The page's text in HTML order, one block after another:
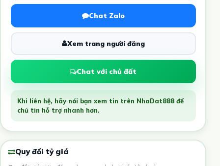
Chat Zalo
Xem trang người đăng
Chat với chủ đất
Khi liên hệ, hãy nói bạn xem tin trên NhaDat888 để
chủ tin hỗ trợ nhanh hơn.
Quy đổi tỷ giá